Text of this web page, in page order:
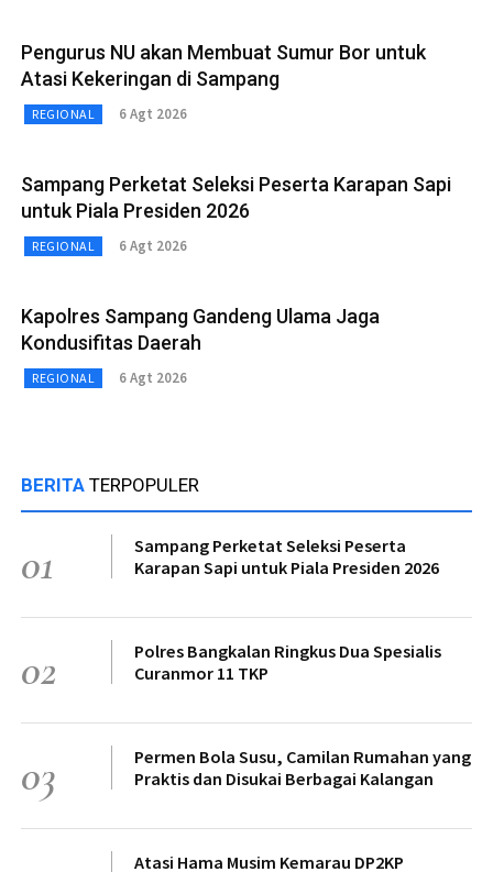
Pengurus NU akan Membuat Sumur Bor untuk
Atasi Kekeringan di Sampang
REGIONAL 6 Agt 2026
Sampang Perketat Seleksi Peserta Karapan Sapi
untuk Piala Presiden 2026
REGIONAL 6 Agt 2026
Kapolres Sampang Gandeng Ulama Jaga
Kondusifitas Daerah
REGIONAL 6 Agt 2026
BERITA TERPOPULER
01
Sampang Perketat Seleksi Peserta
Karapan Sapi untuk Piala Presiden 2026
02
Polres Bangkalan Ringkus Dua Spesialis
Curanmor 11 TKP
03
Permen Bola Susu, Camilan Rumahan yang
Praktis dan Disukai Berbagai Kalangan
Atasi Hama Musim Kemarau DP2KP